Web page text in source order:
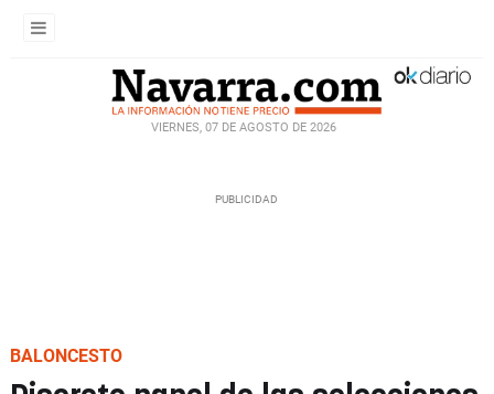
VIERNES, 07 DE AGOSTO DE 2026
BALONCESTO